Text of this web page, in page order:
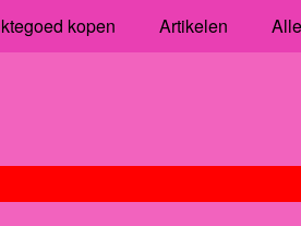
kopen Artikelen